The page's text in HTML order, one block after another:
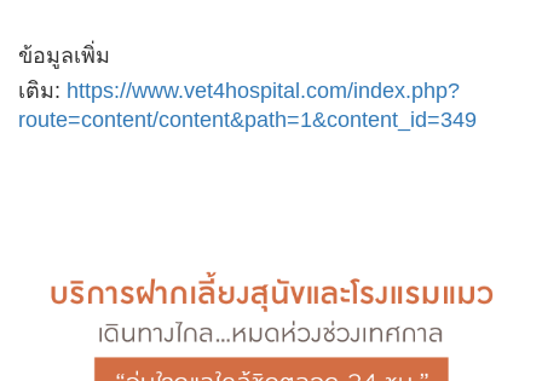
ข้อมูลเพิ่ม
เติม: https://www.vet4hospital.com/index.php?
route=content/content&path=1&content_id=349